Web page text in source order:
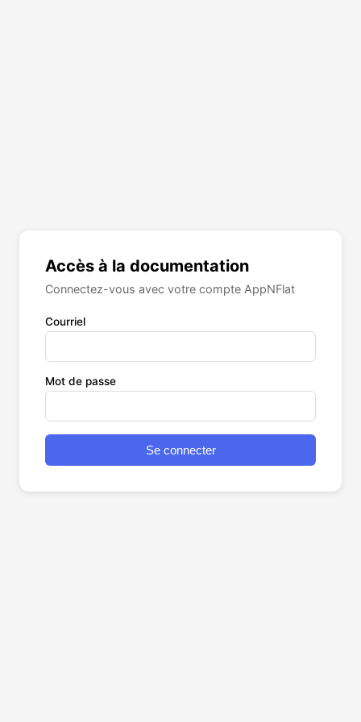
Accès à la documentation
Connectez-vous avec votre compte AppNFlat
Courriel
Mot de passe
Se connecter